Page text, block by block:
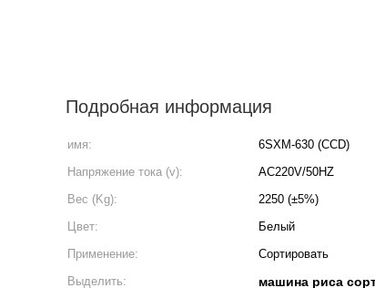
Подробная информация
имя: 6SXM-630 (CCD)
Напряжение тока (v):
AC220V/50HZ
Вес (Kg):
2250 (±5%)
Цвет:
Белый
Применение:
Сортировать
Выделить:
машина риса